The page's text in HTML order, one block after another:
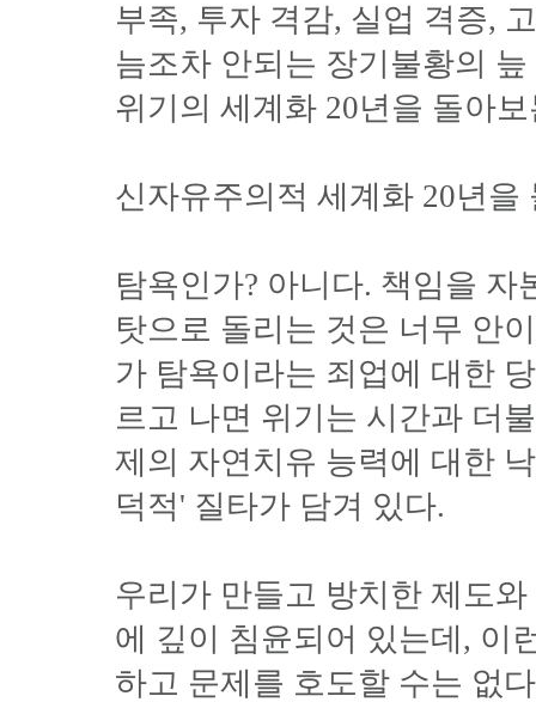
부족, 투자 격감, 실업 격증,
늠조차 안되는 장기불황의
위기의 세계화 20년을 돌아
신자유주의적 세계화 20년을
탐욕인가? 아니다. 책임을
탓으로 돌리는 것은 너무 안
가 탐욕이라는 죄업에 대한
르고 나면 위기는 시간과 더
제의 자연치유 능력에 대한
덕적' 질타가 담겨 있다.
우리가 만들고 방치한 제도
에 깊이 침윤되어 있는데, 이
하고 문제를 호도할 수는 없